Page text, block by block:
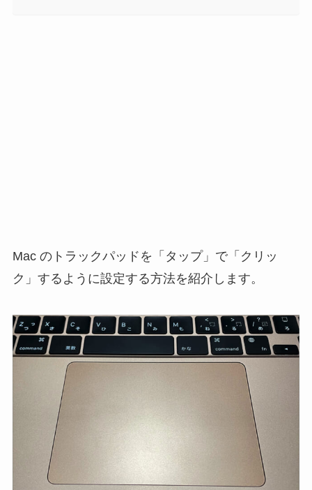
Mac のトラックパッドを「タップ」で「クリッ
ク」するように設定する方法を紹介します。